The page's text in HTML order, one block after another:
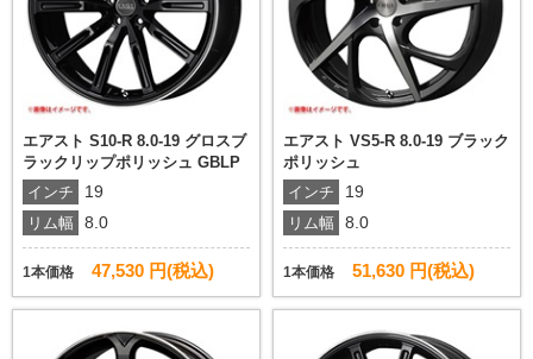
エアスト S10-R 8.0-19 グロスブ
ラックリップポリッシュ GBLP
インチ
19
リム幅 8.0
1本価格 47,530 円(税込)
エアスト VS5-R 8.0-19 ブラック
ポリッシュ
インチ
19
リム幅 8.0
1本価格 51,630 円(税込)